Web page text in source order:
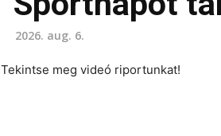
2026. aug. 6.
Tekintse meg videó riportunkat!